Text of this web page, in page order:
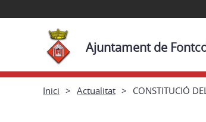
Ajuntament de
Inici Actualitat CONSTITUCIÓ